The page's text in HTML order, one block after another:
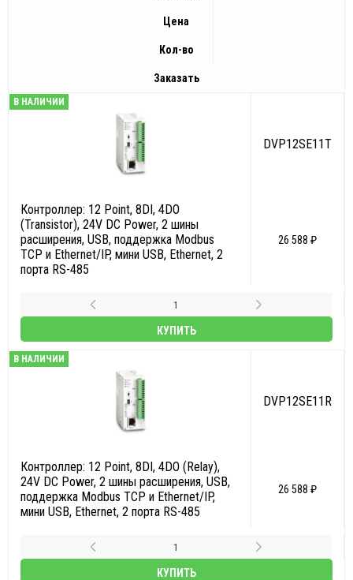
Цена
Кол-во
Заказать
В НАЛИЧИИ
DVP12SE11T
Контроллер: 12 Point, 8DI, 4DO
(Transistor), 24V DC Power, 2 шины
расширения, USB, поддержка Modbus
TCP и Ethernet/IP, мини USB, Ethernet, 2
порта RS-485
26 588 ₽
КУПИТЬ
В НАЛИЧИИ
DVP12SE11R
Контроллер: 12 Point, 8DI, 4DO (Relay),
24V DC Power, 2 шины расширения, USB,
поддержка Modbus TCP и Ethernet/IP,
мини USB, Ethernet, 2 порта RS-485
26 588 ₽
КУПИТЬ